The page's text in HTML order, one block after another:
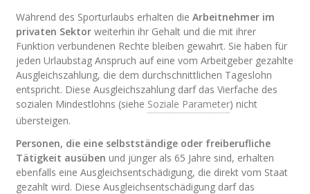
Während des Sporturlaubs erhalten dieArbeitnehmer im
privaten Sektor weiterhin ihr Gehalt und die mit ihrer
Funktion verbundenen Rechte bleiben gewahrt. Sie haben für
jeden Urlaubstag Anspruch auf eine vom Arbeitgeber gezahlte
Ausgleichszahlung, die dem durchschnittlichen Tageslohn
entspricht. Diese Ausgleichszahlung darf das Vierfache des
sozialen Mindestlohns (siehe Soziale Parameter) nicht
übersteigen.
Personen, die eine selbstständige oder freiberufliche
Tätigkeit ausüben und jünger als 65 Jahre sind, erhalten
ebenfalls eine Ausgleichsentschädigung, die direkt vom Staat
gezahlt wird. Diese Ausgleichsentschädigung darf das